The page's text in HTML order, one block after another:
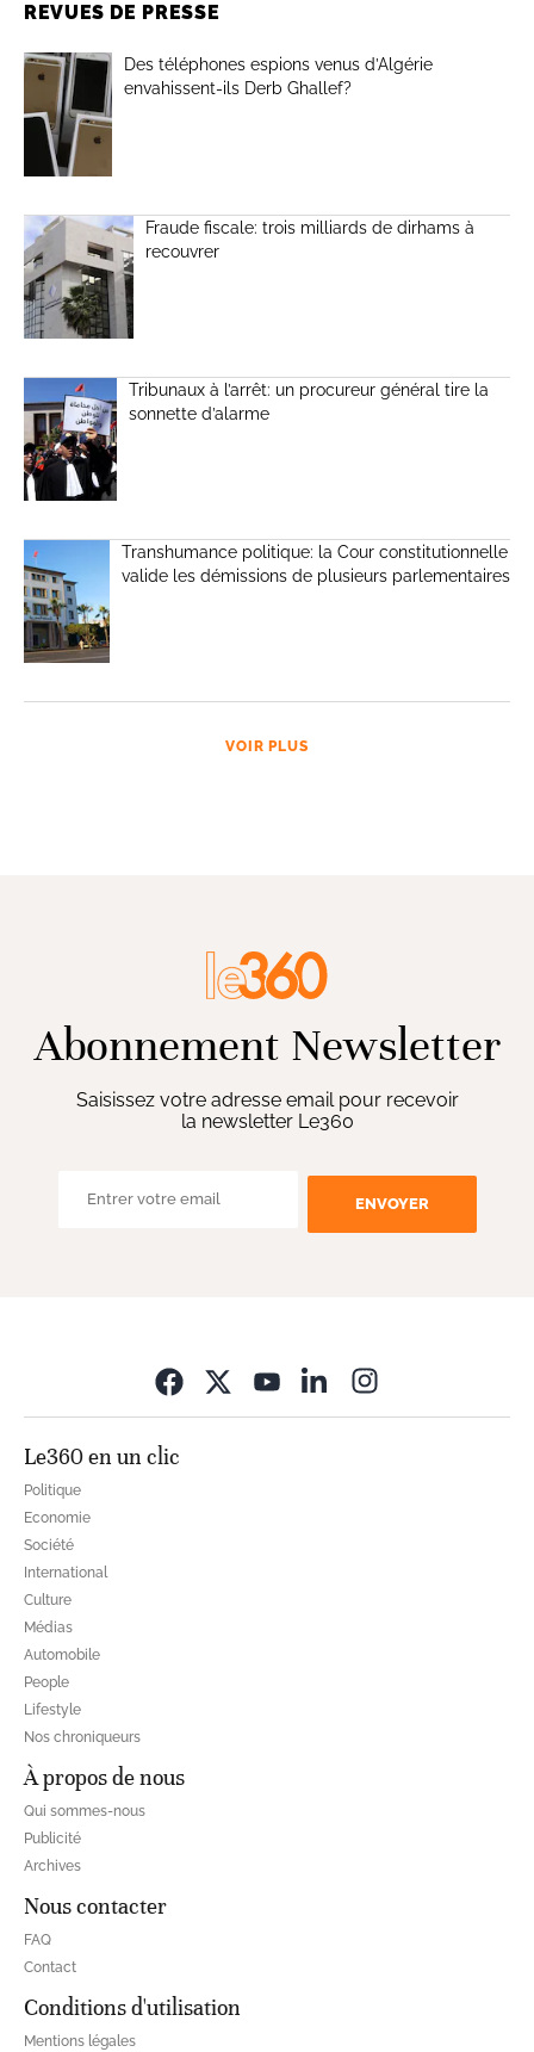
REVUES DE PRESSE
Des téléphones espions venus d’Algérie
envahissent-ils Derb Ghallef?
Fraude fiscale: trois milliards de dirhams à
recouvrer
Tribunaux à l’arrêt: un procureur général tire la
sonnette d’alarme
Transhumance politique: la Cour constitutionnelle
valide les démissions de plusieurs parlementaires
VOIR PLUS
Abonnement Newsletter
Saisissez votre adresse email pour recevoir
la newsletter Le360
ENVOYER
Le360 en un clic
Politique
Economie
Société
International
Culture
Médias
Automobile
People
Lifestyle
Nos chroniqueurs
À propos de nous
Qui sommes-nous
Publicité
Archives
Nous contacter
FAQ
Contact
Conditions d'utilisation
Mentions légales